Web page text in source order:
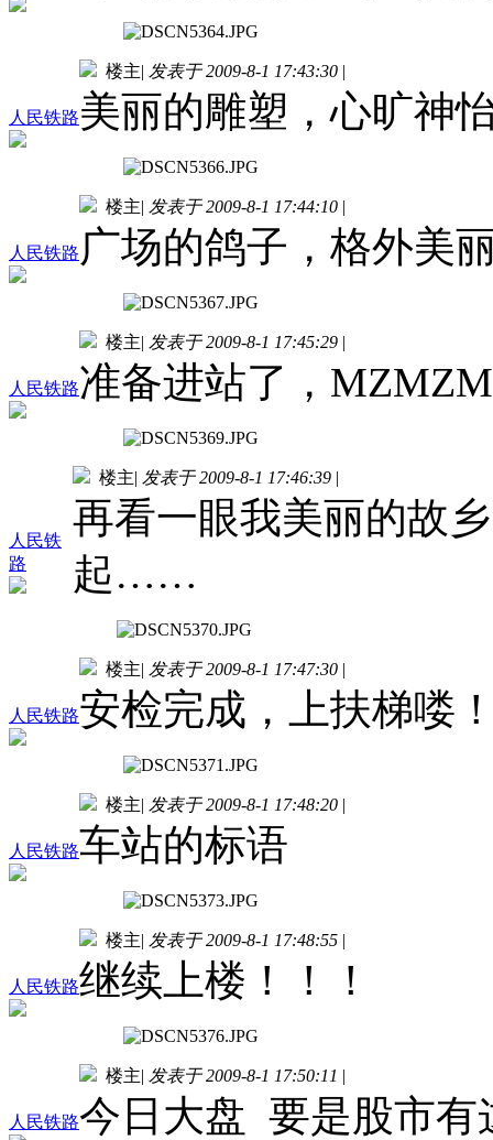
人民铁路
楼主| 发表于 2009-8-1 17:43:30 |
美丽的雕塑，心旷神
人民铁路
楼主| 发表于 2009-8-1 17:44:10 |
广场的鸽子，格外美
人民铁路
楼主| 发表于 2009-8-1 17:45:29 |
准备进站了，
人民铁
路
楼主| 发表于 2009-8-1 17:46:39 |
再看一眼我美丽的故
起……
人民铁路
楼主| 发表于 2009-8-1 17:47:30 |
安检完成，上扶梯喽
人民铁路
楼主| 发表于 2009-8-1 17:48:20 |
车站的标语
人民铁路
楼主| 发表于 2009-8-1 17:48:55 |
继续上楼！！！
人民铁路
楼主| 发表于 2009-8-1 17:50:11 |
今日大盘 要是股市有